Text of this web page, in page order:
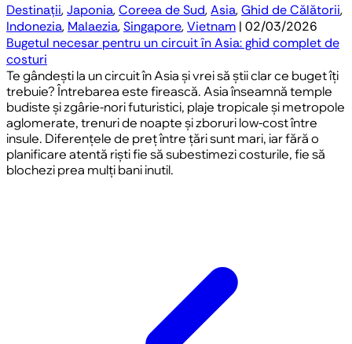
Destinații,Japonia,Coreea de Sud,Asia,Ghid de Călătorii,
Indonezia, Malaezia,Singapore,Vietnam | 02/03/2026
Bugetul necesar pentru un circuit în Asia: ghid complet de
costuri
Te gândești la un circuit în Asia și vrei să știi clar ce buget îți
trebuie? Întrebarea este firească. Asia înseamnă temple
budiste și zgârie-nori futuristici, plaje tropicale și metropole
aglomerate, trenuri de noapte și zboruri low-cost între
insule. Diferențele de preț între țări sunt mari, iar fără o
planificare atentă riști fie să subestimezi costurile, fie să
blochezi prea mulți bani inutil.